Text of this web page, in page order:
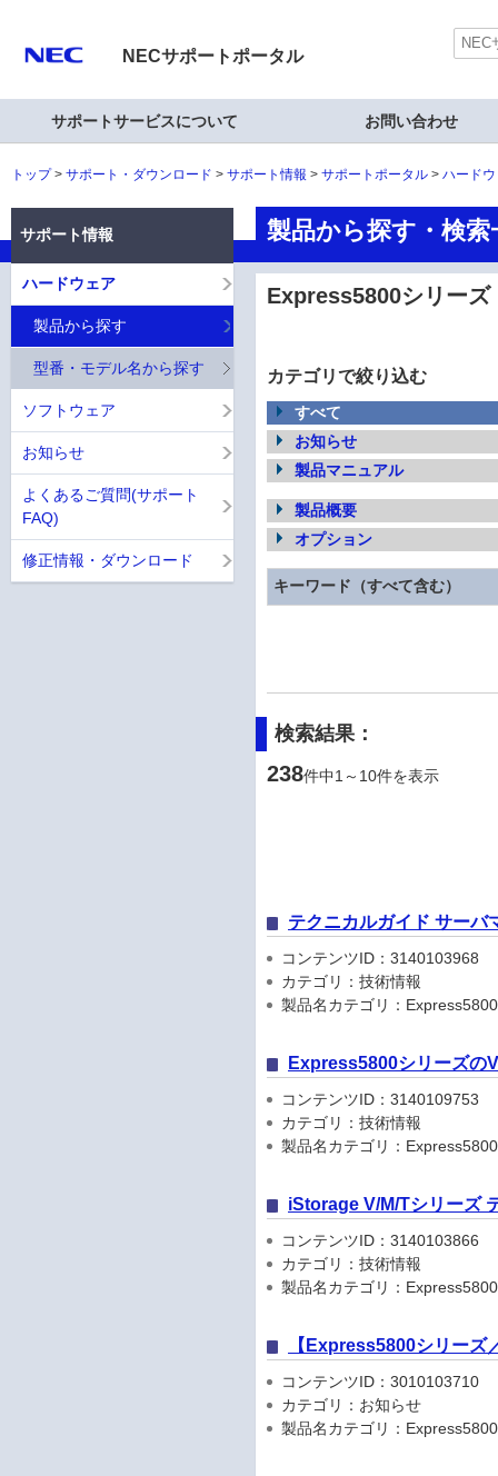
NECサポートポータル
サポートサービスについて お問い合わせ
トップ サポート・ダウンロード サポート情報 サポートポータル ハード
製品から探す・検
Express5800シリーズ
カテゴリで絞り込む
すべて
お知らせ
製品マニュアル
製品概要
オプション
キーワード（すべて含む）
検索結果：
238件中1～10件を表示
テクニカルガイド サーバ
コンテンツID：3140103968
カテゴリ：技術情報
製品名カテゴリ：
Express5800シリーズの
コンテンツID：3140109753
カテゴリ：技術情報
製品名カテゴリ：
iStorage V/M/Tシリーズ
コンテンツID：3140103866
カテゴリ：技術情報
製品名カテゴリ：
【Express5800シリー
コンテンツID：3010103710
カテゴリ：お知らせ
製品名カテゴリ：
サポート情報
ハードウェア
製品から探す
型番・モデル名から探す
ソフトウェア
お知らせ
よくあるご質問(サポート
FAQ)
修正情報・ダウンロード